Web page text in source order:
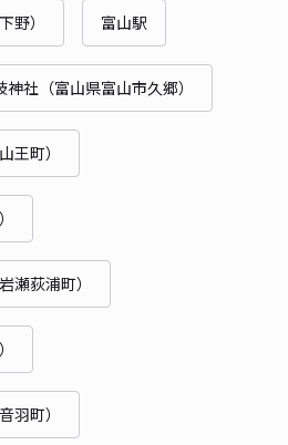
野） 富山駅
神社（富山県富山市久郷）
王町）
瀬荻浦町）
羽町）